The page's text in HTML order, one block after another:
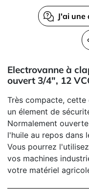
J'ai une
Electrovanne à
ouvert 3/4", 12
Très compacte,
un élement de
Normalement
l'huile au repos dans
Vous pourrez
vos machines
votre matériel